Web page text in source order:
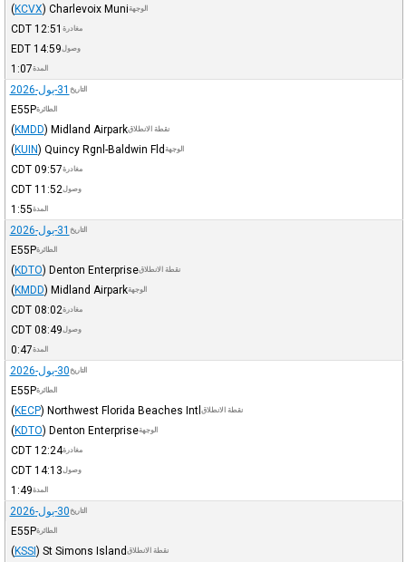
الوجهةCharlevoix Muni
(KCVX)
مغادرة 12:51
CDT
وصول 14:59
EDT
المدة1:07
التاريخ 31-يول-2026
الطائرةE55P
نقطة الانطلاقMidland Airpark
(KMDD)
الوجهة Quincy Rgnl-Baldwin Fld
(KUIN)
مغادرة09:57
CDT
وصول 11:52
CDT
المدة1:55
التاريخ 31-يول-2026
الطائرةE55P
نقطة الانطلاقDenton Enterprise
(KDTO)
الوجهةMidland Airpark
(KMDD)
مغادرة08:02
CDT
وصول 08:49
CDT
المدة0:47
التاريخ30-يول-2026
الطائرةE55P
نقطة الانطلاق Northwest Florida Beaches Intl
(KECP)
الوجهةDenton Enterprise
(KDTO)
مغادرة12:24
CDT
وصول 14:13
CDT
المدة1:49
التاريخ30-يول-2026
الطائرةE55P
نقطة الانطلاق St Simons Island
(KSSI)